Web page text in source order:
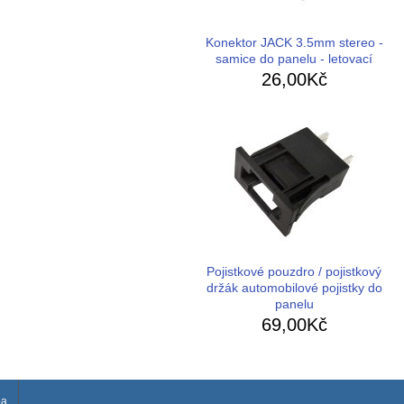
Konektor JACK 3.5mm stereo -
samice do panelu - letovací
26,00Kč
Pojistkové pouzdro / pojistkový
držák automobilové pojistky do
panelu
69,00Kč